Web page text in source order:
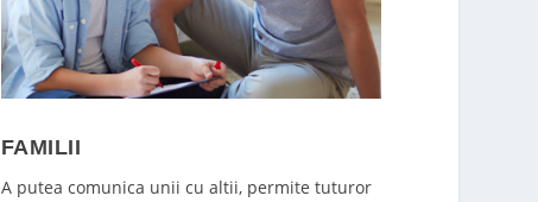
FAMILII
A putea comunica unii cu altii, permite tuturor